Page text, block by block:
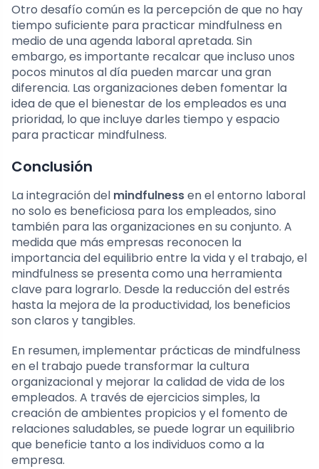
Otro desafío común es la percepción de que no hay
tiempo suficiente para practicar mindfulness en
medio de una agenda laboral apretada. Sin
embargo, es importante recalcar que incluso unos
pocos minutos al día pueden marcar una gran
diferencia. Las organizaciones deben fomentar la
idea de que el bienestar de los empleados es una
prioridad, lo que incluye darles tiempo y espacio
para practicar mindfulness.
Conclusión
La integración del mindfulnessen el entorno laboral
no solo es beneficiosa para los empleados, sino
también para las organizaciones en su conjunto. A
medida que más empresas reconocen la
importancia del equilibrio entre la vida y el trabajo, el
mindfulness se presenta como una herramienta
clave para lograrlo. Desde la reducción del estrés
hasta la mejora de la productividad, los beneficios
son claros y tangibles.
En resumen, implementar prácticas de mindfulness
en el trabajo puede transformar la cultura
organizacional y mejorar la calidad de vida de los
empleados. A través de ejercicios simples, la
creación de ambientes propicios y el fomento de
relaciones saludables, se puede lograr un equilibrio
que beneficie tanto a los individuos como a la
empresa.